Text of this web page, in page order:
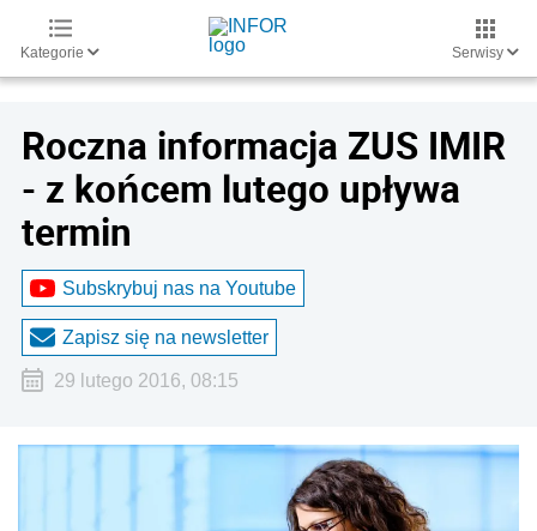
Kategorie Serwisy
Roczna informacja ZUS IMIR
- z końcem lutego upływa
termin
Subskrybuj nas na Youtube
Zapisz się na newsletter
29 lutego 2016, 08:15